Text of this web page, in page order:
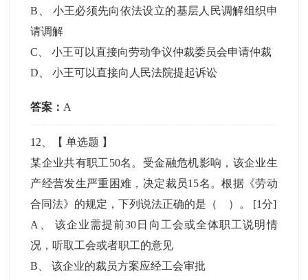
B
小王必须先向依法设立的基层人民调解组织申
请调解
C 、小王可以直接向劳动争议仲裁委员会申请仲裁
D 、小王可以直接向人民法院提起诉讼
答案： A
12 、【单选题 】
某企业共有职工50名。受金融危机影响，该企业生
产经营发生严重困难，决定裁员15名。根据《劳动
合同法》的规定，下列说法正确的是（ ）。 [1分]
A
该企业需提前30日向工会或全体职工说明情
况，听取工会或者职工的意见
B 、该企业的裁员方案应经工会审批